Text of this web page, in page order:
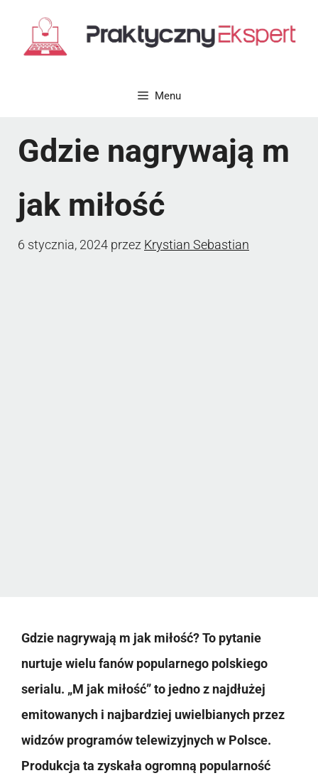
Menu
Gdzie nagrywają m
jak miłość
6 stycznia, 2024 przez Krystian Sebastian
Gdzie nagrywają m jak miłość? To pytanie
nurtuje wielu fanów popularnego polskiego
serialu. „M jak miłość” to jedno z najdłużej
emitowanych i najbardziej uwielbianych przez
widzów programów telewizyjnych w Polsce.
Produkcja ta zyskała ogromną popularność